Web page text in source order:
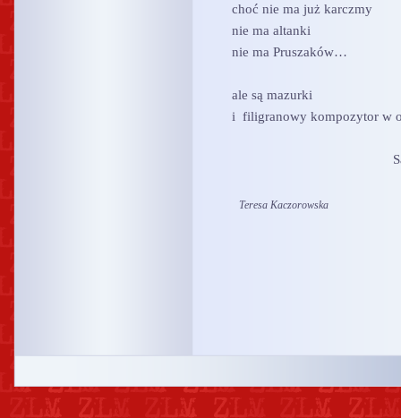
choć nie ma już karczmy
nie ma altanki
nie ma Pruszaków…
ale są mazurki
i filigranowy kompozytor w
Teresa Kaczorowska